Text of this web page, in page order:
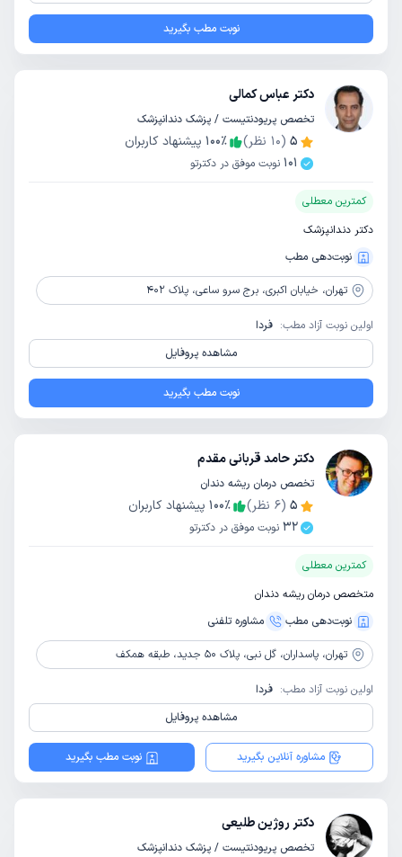
نوبت مطب بگیرید
دکتر عباس کمالی
تخصص پریودنتیست / پزشک دندانپزشک
5
(
10 نظر) 100٪
پیشنهاد کاربران
101 نوبت موفق در دکترتو
کمترین معطلی
دکتر دندانپزشک
نوبت‌دهی مطب
تهران، خیابان اکبری، برج سرو ساعی، پلاک 402
اولین نوبت آزاد مطب: فردا
مشاهده پروفایل
نوبت مطب بگیرید
دکتر حامد قربانی مقدم
تخصص درمان ریشه دندان
5
(
6 نظر) 100٪
پیشنهاد کاربران
32 نوبت موفق در دکترتو
کمترین معطلی
متخصص درمان ریشه دندان
نوبت‌دهی مطب
مشاوره‌ تلفنی
تهران، پاسداران، گل نبی، پلاک 50 جدید، طبقه همکف
اولین نوبت آزاد مطب: فردا
مشاهده پروفایل
مشاوره آنلاین بگیرید نوبت مطب بگیرید
دکتر روژین طلیعی
تخصص پریودنتیست / پزشک دندانپزشک